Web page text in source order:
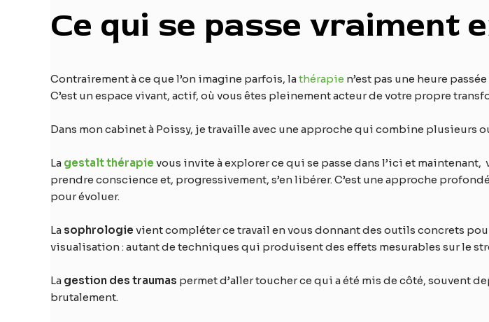
Ce qui se passe vraiment
Contrairement à ce que l’on imagine parfois, lathérapie n’est pas une heure
C’est un espace vivant, actif, où vous êtes pleinement acteur de votre propre
Dans mon cabinet à Poissy, je travaille avec une approche qui combine plusieurs
La gestalt thérapie vous invite à explorer ce qui se passe dans l’ici et
prendre conscience et, progressivement, s’en libérer. C’est une approche
pour évoluer.
La sophrologie vient compléter ce travail en vous donnant des outils concrets
visualisation : autant de techniques qui produisent des effets mesurables sur le
La gestion des traumas permet d’aller toucher ce qui a été mis de côté, souvent
brutalement.